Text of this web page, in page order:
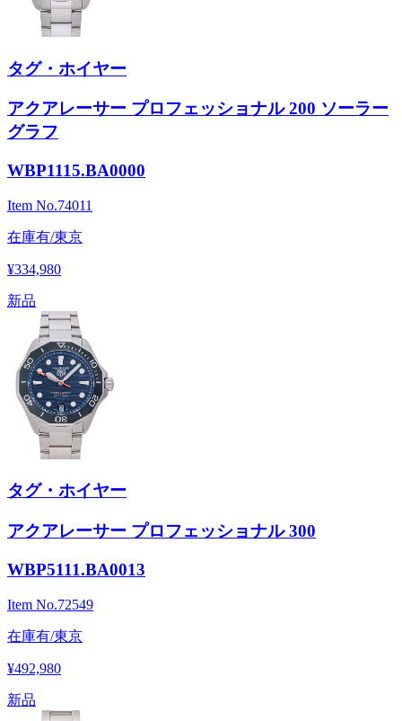
タグ・ホイヤー
アクアレーサー プロフェッショナル 200 ソーラー
グラフ
WBP1115.BA0000
Item No.74011
在庫有/東京
¥334,980
新品
タグ・ホイヤー
アクアレーサー プロフェッショナル 300
WBP5111.BA0013
Item No.72549
在庫有/東京
¥492,980
新品